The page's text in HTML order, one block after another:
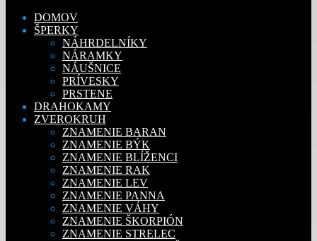
DOMOV
ŠPERKY
NÁHRDELNÍKY
NÁRAMKY
NÁUŠNICE
PRÍVESKY
PRSTENE
DRAHOKAMY
ZVEROKRUH
ZNAMENIE BARAN
ZNAMENIE BÝK
ZNAMENIE BLÍŽENCI
ZNAMENIE RAK
ZNAMENIE LEV
ZNAMENIE PANNA
ZNAMENIE VÁHY
ZNAMENIE ŠKORPIÓN
ZNAMENIE STRELEC